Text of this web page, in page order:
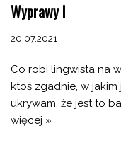
Wyprawy I
20.07.2021
Co robi lingwista na
ktoś zgadnie, w
ukrywam, że jest to
więcej »